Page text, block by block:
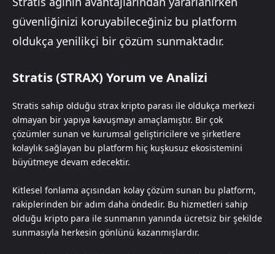
güvenliğinizi koruyabileceğiniz bu platform
oldukça yenilikçi bir çözüm sunmaktadır.
Stratis (STRAX) Yorum ve Analizi
Stratis sahip olduğu strax kripto parası ile oldukça merkezi
olmayan bir yapıya kavuşmayı amaçlamıştır. Bir çok
çözümler sunan ve kurumsal geliştiricilere ve şirketlere
kolaylık sağlayan bu platform hiç kuşkusuz ekosistemini
büyütmeye devam edecektir.
Kitlesel fonlama açısından kolay çözüm sunan bu platform,
rakiplerinden bir adım daha öndedir. Bu hizmetleri sahip
olduğu kripto para ile sunmanın yanında ücretsiz bir şekilde
sunmasıyla herkesin gönlünü kazanmışlardır.